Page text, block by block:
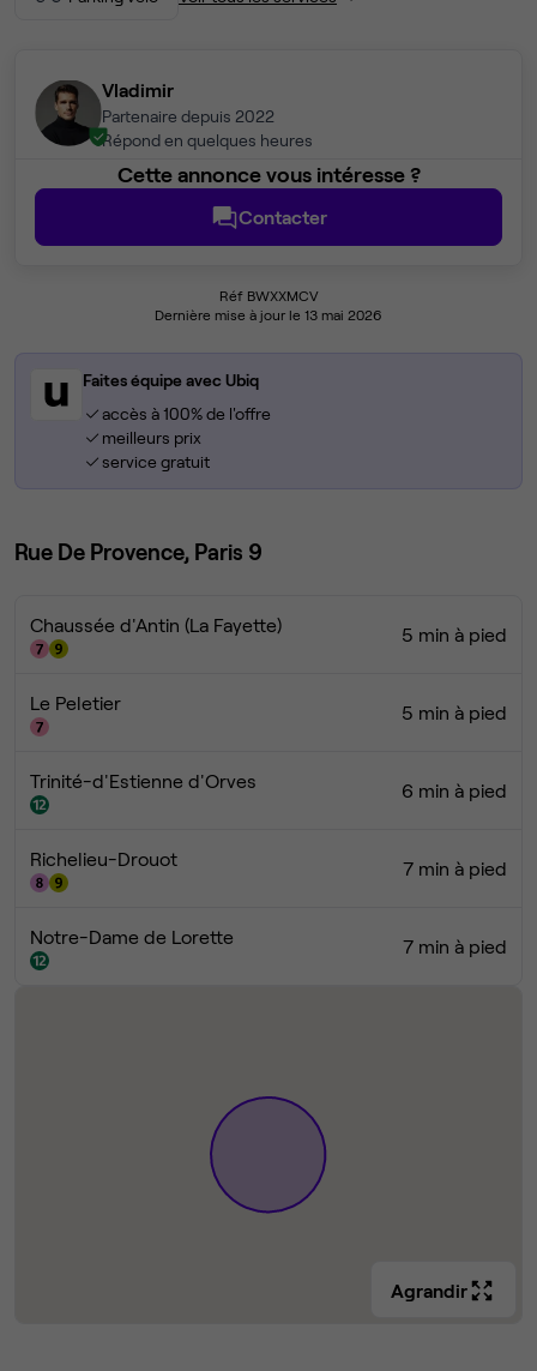
Vladimir
Partenaire depuis 2022
Répond en quelques heures
Cette annonce vous intéresse ?
Contacter
Réf BWXXMCV
Dernière mise à jour le 13 mai 2026
Faites équipe avec Ubiq
accès à 100% de l'offre
meilleurs prix
service gratuit
Rue De Provence, Paris 9
Chaussée d'Antin (La Fayette) 5 min à pied
Le Peletier 5 min à pied
Trinité-d'Estienne d'Orves 6 min à pied
Richelieu-Drouot 7 min à pied
Notre-Dame de Lorette 7 min à pied
Agrandir